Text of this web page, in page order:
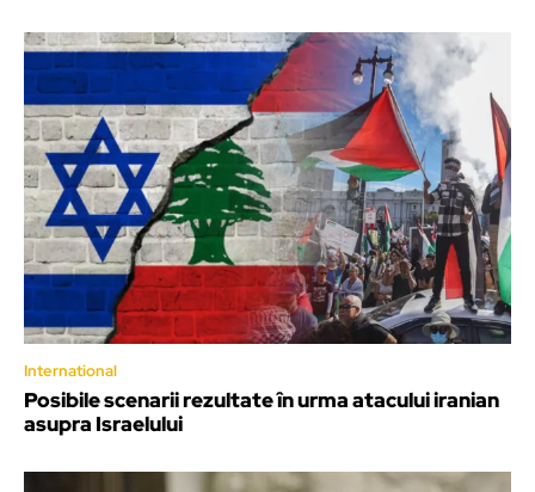
International
Posibile scenarii rezultate în urma atacului iranian
asupra Israelului